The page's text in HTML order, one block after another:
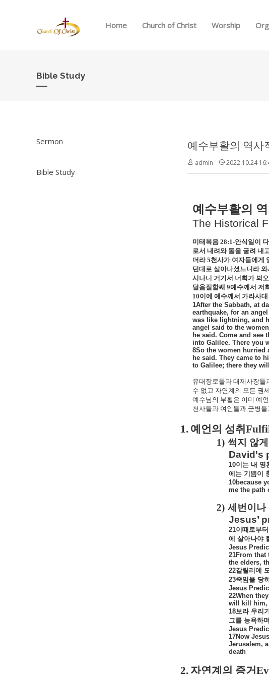
Home Church of Christ Worship
Bible Study
Sermon
Bible Study
예수부활의 역
admin 2022.10.24
예수부활의
The Historical
미태복음 28:1-안식일이
로서 내려와 돌을 굴려 내
더라5천사가 여자들에게
던대로 살아나셨느니라
시나니 거기서 너희가 뵈
달음질할쌔 9예수께서 저
10이에 예수께서 가라사
1After the Sabbath, at
earthquake, for an
was like lightning, and
angel said to the
he said. Come and see
into Galilee. There you
8So the women hurried
he said. They came to
to Galilee; there they
유대장로들과 대제사장들
수 없고 자연계의 모든 권
예수님의 부활은 이미 예
천사들과 여인들과 군병
1. 예언의 성취
1) 썩지 않
David's
10이는 내 영
에는 기쁨이
10because
me the path
2) 세번이나
Jesus’
21이때로부터
에 살아나야
Jesus
21From that
the elders,
22갈릴리에
23죽임을 당
Jesus
22When
will kill him,
18보라 우리
그를 능욕하며
Jesus
17Now
Jerusalem,
death
2. 자연계의 증거